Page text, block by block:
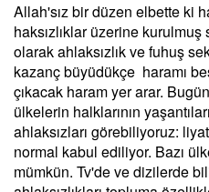
Allah'sız bir düzen elbette ki
haksızlıklar üzerine
olarak ahlaksızlık ve fuhuş
kazanç büyüdükçe haramı
çıkacak haram yer arar.
ülkelerin halklarının
ahlaksızları görebiliyoruz:
normal kabul ediliyor. Bazı
mümkün. Tv'de ve dizilerde